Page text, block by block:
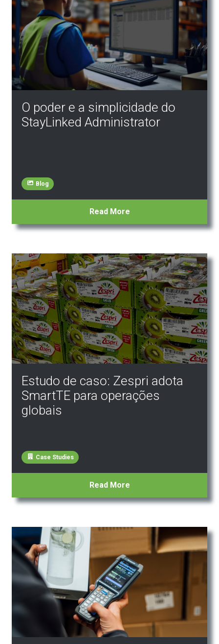
O poder e a simplicidade do
StayLinked Administrator
Blog
Read More
Estudo de caso: Zespri adota
SmartTE para operações
globais
Case Studies
Read More